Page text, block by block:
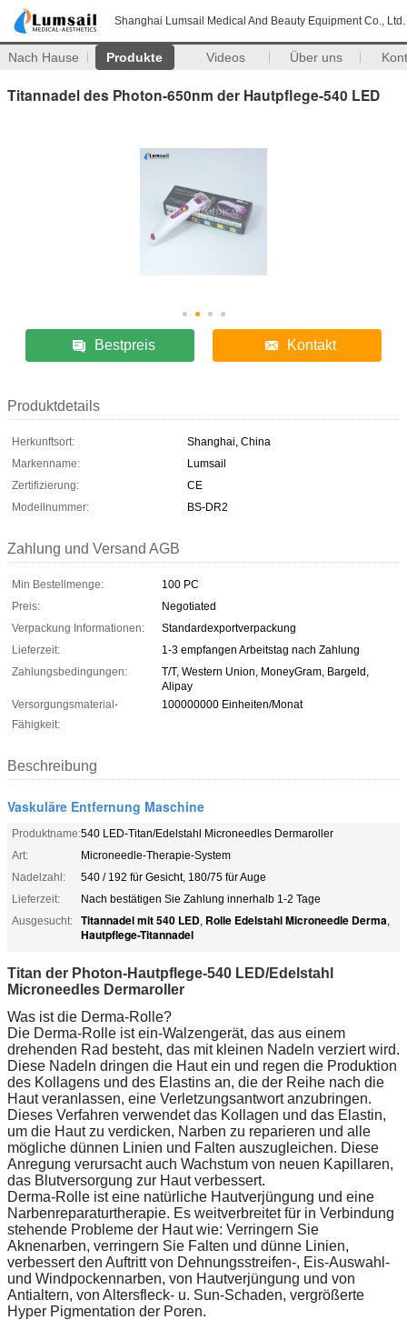
Shanghai Lumsail Medical And Beauty Equipment Co., Ltd.
Nach Hause Produkte Videos Über uns
Titannadel des Photon-650nm der Hautpflege-540 LED
Bestpreis Kontakt
Produktdetails
Herkunftsort:
Shanghai, China
Markenname:
Lumsail
Zertifizierung:
CE
Modellnummer:
BS-DR2
Zahlung und Versand AGB
Min Bestellmenge:
100 PC
Preis:
Negotiated
Verpackung Informationen:
Standardexportverpackung
Lieferzeit:
1-3 empfangen Arbeitstag nach Zahlung
Zahlungsbedingungen:
T/T, Western Union, MoneyGram, Bargeld,
Alipay
Versorgungsmaterial-
Fähigkeit:
100000000 Einheiten/Monat
Beschreibung
Vaskuläre Entfernung Maschine
Produktname:540 LED-Titan/Edelstahl Microneedles Dermaroller
Art:
Microneedle-Therapie-System
Nadelzahl:
540 / 192 für Gesicht, 180/75 für Auge
Lieferzeit:
Nach bestätigen Sie Zahlung innerhalb 1-2 Tage
Ausgesucht:
Titannadel mit 540 LED, Rolle Edelstahl Microneedle Derma,
Hautpflege-Titannadel
Titan der Photon-Hautpflege-540 LED/Edelstahl
Microneedles Dermaroller
Was ist die Derma-Rolle?
Die Derma-Rolle ist ein-Walzengerät, das aus einem
drehenden Rad besteht, das mit kleinen Nadeln verziert wird.
Diese Nadeln dringen die Haut ein und regen die Produktion
des Kollagens und des Elastins an, die der Reihe nach die
Haut veranlassen, eine Verletzungsantwort anzubringen.
Dieses Verfahren verwendet das Kollagen und das Elastin,
um die Haut zu verdicken, Narben zu reparieren und alle
mögliche dünnen Linien und Falten auszugleichen. Diese
Anregung verursacht auch Wachstum von neuen Kapillaren,
das Blutversorgung zur Haut verbessert.
Derma-Rolle ist eine natürliche Hautverjüngung und eine
Narbenreparaturtherapie. Es weitverbreitet für in Verbindung
stehende Probleme der Haut wie: Verringern Sie
Aknenarben, verringern Sie Falten und dünne Linien,
verbessert den Auftritt von Dehnungsstreifen-, Eis-Auswahl-
und Windpockennarben, von Hautverjüngung und von
Antialtern, von Altersfleck- u. Sun-Schaden, vergrößerte
Hyper Pigmentation der Poren.